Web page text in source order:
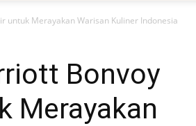
untuk Merayakan Warisan Kuliner Indonesia
Bonvoy
Merayakan